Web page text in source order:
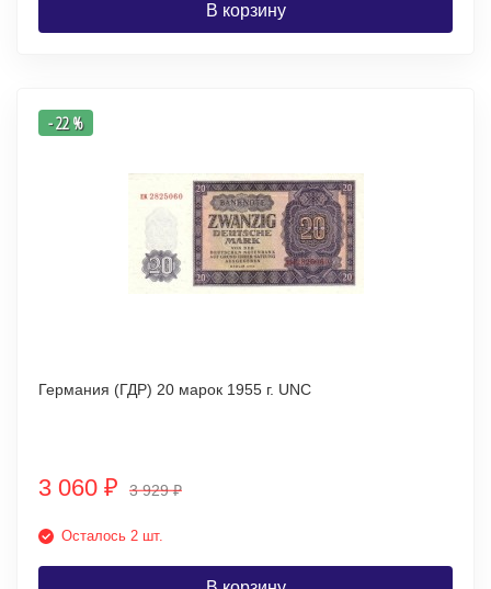
В корзину
- 22 %
Германия (ГДР) 20 марок 1955 г. UNC
3 060 ₽ 3 929₽
Осталось 2 шт.